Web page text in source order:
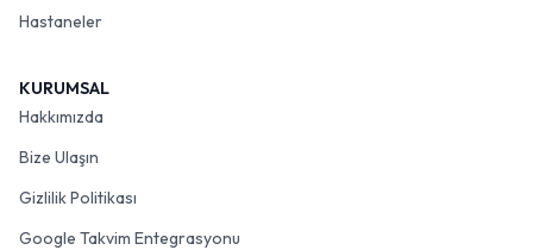
Hastaneler
KURUMSAL
Hakkımızda
Bize Ulaşın
Gizlilik Politikası
Google Takvim Entegrasyonu